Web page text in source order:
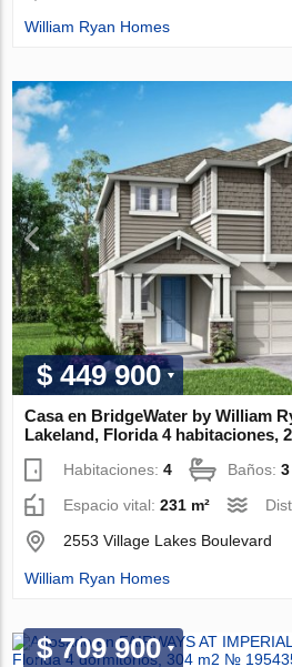
William Ryan Homes
$ 449 900
Casa en BridgeWater by William
Lakeland, Florida 4 habitaciones,
Habitaciones:4 Baños:3
Espacio vital:231 m²
2553 Village Lakes Boulevard
William Ryan Homes
$ 709 900